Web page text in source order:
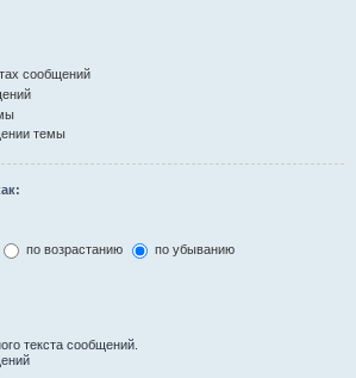
сообщений
темы
по возрастанию
по убыванию
текста сообщений.